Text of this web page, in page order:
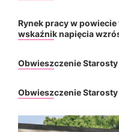
Rynek pracy w
wskaźnik napięcia
Obwieszczenie
Obwieszczenie